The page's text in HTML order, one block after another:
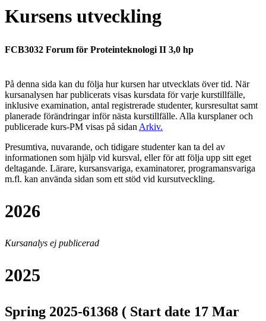
Kursens utveckling
FCB3032 Forum för Proteinteknologi II 3,0 hp
På denna sida kan du följa hur kursen har utvecklats över tid. När
kursanalysen har publicerats visas kursdata för varje kurstillfälle,
inklusive examination, antal registrerade studenter, kursresultat samt
planerade förändringar inför nästa kurstillfälle. Alla kursplaner och
publicerade kurs-PM visas på sidan Arkiv.
Presumtiva, nuvarande, och tidigare studenter kan ta del av
informationen som hjälp vid kursval, eller för att följa upp sitt eget
deltagande. Lärare, kursansvariga, examinatorer, programansvariga
m.fl. kan använda sidan som ett stöd vid kursutveckling.
2026
Kursanalys ej publicerad
2025
Spring 2025-61368 ( Start date 17 Mar